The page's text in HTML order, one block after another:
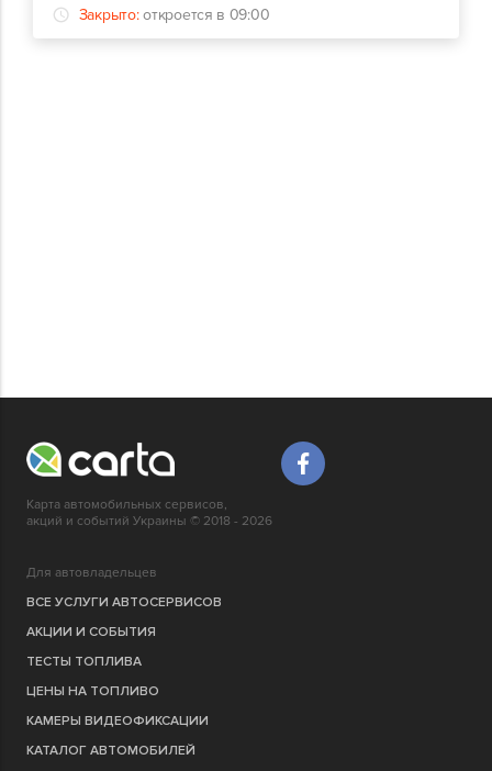
Закрыто: откроется в 09:00
Карта автомобильных сервисов,
акций и событий Украины © 2018 - 2026
Для автовладельцев
ВСЕ УСЛУГИ АВТОСЕРВИСОВ
АКЦИИ И СОБЫТИЯ
ТЕСТЫ ТОПЛИВА
ЦЕНЫ НА ТОПЛИВО
КАМЕРЫ ВИДЕОФИКСАЦИИ
КАТАЛОГ АВТОМОБИЛЕЙ